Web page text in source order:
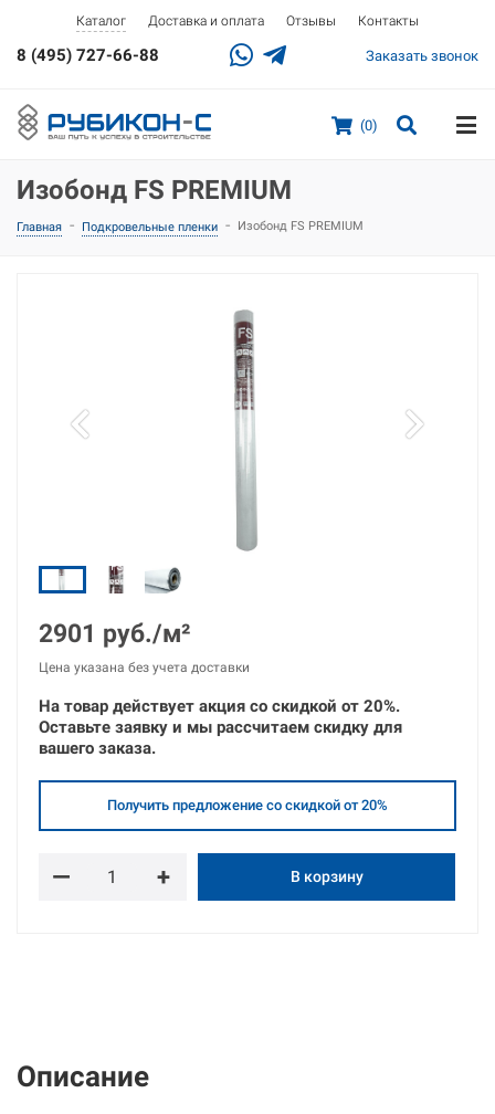
Каталог Доставка и оплата Отзывы Контакты
8 (495) 727-66-88 Заказать звонок
(0)
Изобонд FS PREMIUM
Главная - Подкровельные пленки - Изобонд FS PREMIUM
2901 руб./м²
Цена указана без учета доставки
На товар действует акция со скидкой от 20%.
Оставьте заявку и мы рассчитаем скидку для
вашего заказа.
Получить предложение со скидкой от 20%
— + В корзину
Описание